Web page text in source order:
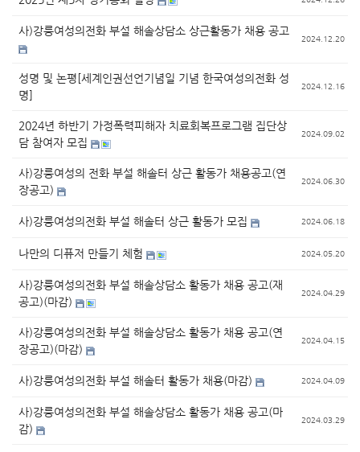
사)강릉여성의전화 부설 해솔상담소 상근활동가 채용 공고
2024.12.20
성명 및 논평[세계인권선언기념일 기념 한국여성의전화 성
명]
2024.12.16
2024년 하반기 가정폭력피해자 치료회복프로그램 집단상
담 참여자 모집
2024.09.02
사)강릉여성의 전화 부설 해솔터 상근 활동가 채용공고(연
장공고)
2024.06.30
사)강릉여성의전화 부설 해솔터 상근 활동가 모집 2024.06.18
나만의 디퓨저 만들기 체험 2024.05.20
사)강릉여성의전화 부설 해솔상담소 활동가 채용 공고(재
공고)(마감)
2024.04.29
사)강릉여성의전화 부설 해솔상담소 활동가 채용 공고(연
장공고)(마감)
2024.04.15
사)강릉여성의전화 부설 해솔터 활동가 채용(마감) 2024.04.09
사)강릉여성의전화 부설 해솔상담소 활동가 채용 공고(마
감)
2024.03.29